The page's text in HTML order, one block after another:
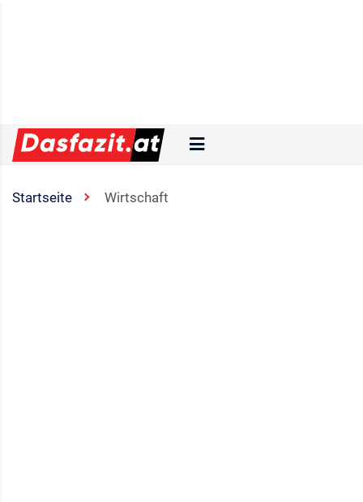
Startseite Wirtschaft